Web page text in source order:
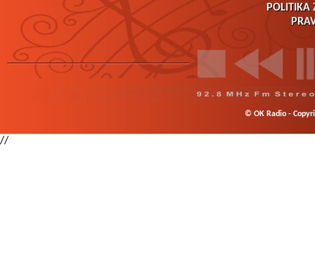
POLITIKA
© OK Radio -
//